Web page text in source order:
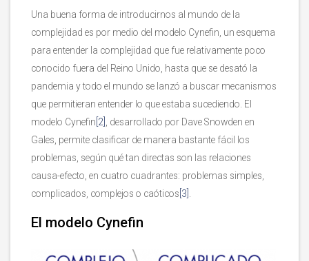
Una buena forma de introducirnos al mundo de la
complejidad es por medio del modelo Cynefin, un esquema
para entender la complejidad que fue relativamente poco
conocido fuera del Reino Unido, hasta que se desató la
pandemia y todo el mundo se lanzó a buscar mecanismos
que permitieran entender lo que estaba sucediendo. El
modelo Cynefin [2]
, desarrollado por Dave Snowden en
Gales, permite clasificar de manera bastante fácil los
problemas, según qué tan directas son las relaciones
causa-efecto, en cuatro cuadrantes: problemas simples,
complicados, complejos o caóticos [3]
El modelo Cynefin